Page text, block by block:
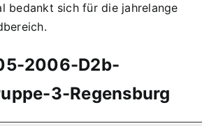
bedankt sich für die jahrelange
2006-D2b-
3-Regensburg